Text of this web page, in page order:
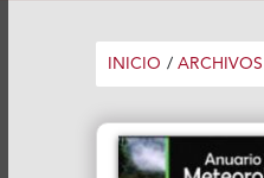
INICIO / ARCHIVOS